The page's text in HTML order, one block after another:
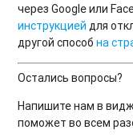
через Google или
инструкцией для
другой способна
Остались вопросы?
Напишите нам в
поможет во всем